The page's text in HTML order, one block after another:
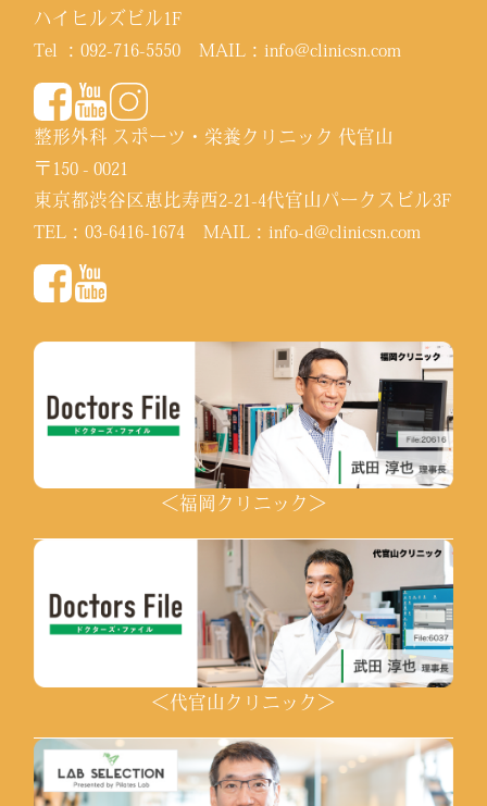
ハイヒルズビル1F
Tel ：092-716-5550 MAIL：info@clinicsn.com
整形外科 スポーツ・栄養クリニック 代官山
〒150 - 0021
東京都渋谷区恵比寿西2-21-4代官山パークスビル3F
TEL：03-6416-1674 MAIL：info-d@clinicsn.com
＜福岡クリニック＞
＜代官山クリニック＞